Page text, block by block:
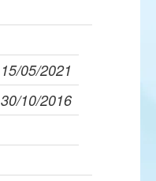
15/05/2021
30/10/2016